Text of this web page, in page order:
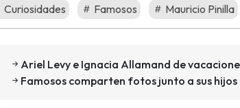
Curiosidades Famosos Mauricio Pinilla
Ariel Levy e Ignacia Allamand de
Famosos comparten fotos junto a sus hijos